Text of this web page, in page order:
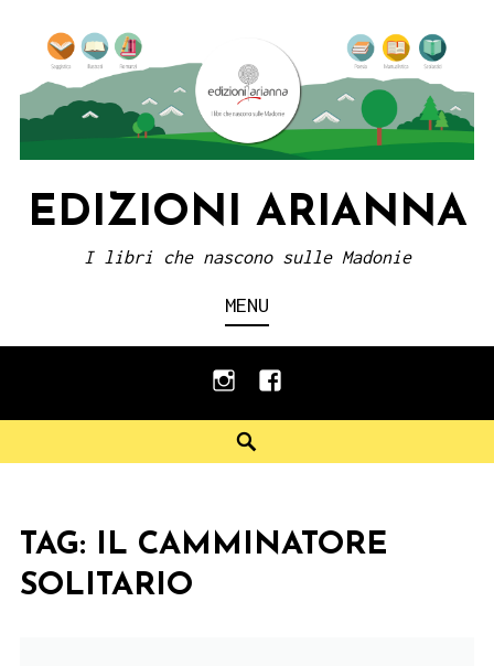
content
EDIZIONI ARIANNA
I libri che nascono sulle Madonie
MENU
instagramfacebook
TAG:
IL CAMMINATORE
SOLITARIO